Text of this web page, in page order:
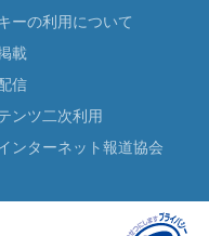
ーの利用について
載
信
ンツ二次利用
ンターネット報道協会